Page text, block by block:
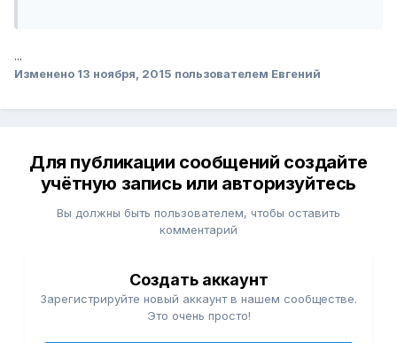
...
Изменено 13 ноября, 2015 пользователем Евгений
Для публикации сообщений создайте
учётную запись или авторизуйтесь
Вы должны быть пользователем, чтобы оставить
комментарий
Создать аккаунт
Зарегистрируйте новый аккаунт в нашем сообществе.
Это очень просто!